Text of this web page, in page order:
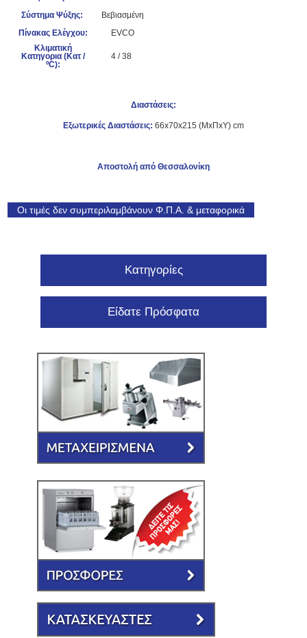
Σύστημα Ψύξης:
Βεβιασμένη
Πίνακας Ελέγχου:
EVCO
Κλιματική
Κατηγορια (Κατ /
ºC):
4 / 38
Διαστάσεις:
Εξωτερικές Διαστάσεις: 66x70x215 (ΜxΠxΥ) cm
Αποστολή από Θεσσαλονίκη
Οι τιμές δεν συμπεριλαμβάνουν Φ.Π.Α. & μεταφορικά
Κατηγορίες
Είδατε Πρόσφατα